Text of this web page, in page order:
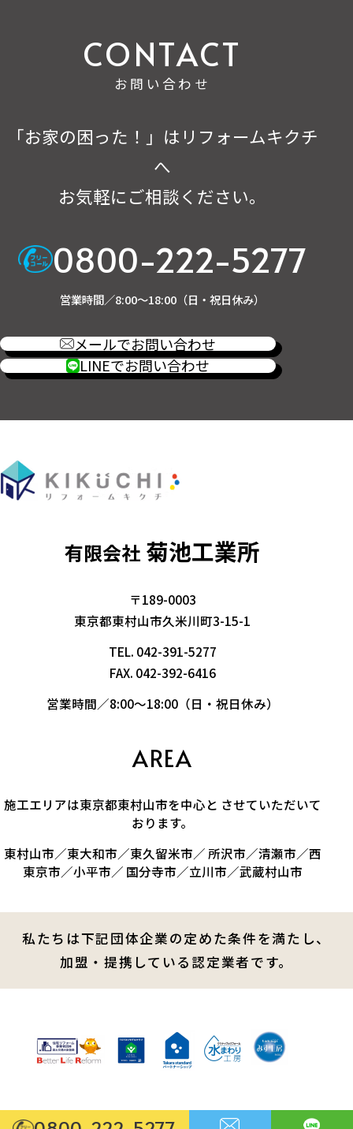
お問い合わせ
「お家の困った！」はリフォームキクチ
へ
お気軽にご相談ください。
0800-222-5277
営業時間／8:00～18:00（日・祝日休み）
メールでお問い合わせ
LINEでお問い合わせ
有限会社 菊池工業所
〒189-0003
東京都東村山市久米川町3-15-1
TEL. 042-391-5277
FAX. 042-392-6416
営業時間／8:00～18:00（日・祝日休み）
AREA
施工エリアは東京都東村山市を中心と させていただいて
おります。
東村山市／東大和市／東久留米市／ 所沢市／清瀬市／西
東京市／小平市／ 国分寺市／立川市／武蔵村山市
私たちは下記団体企業の定めた条件を満たし、
加盟・提携している認定業者です。